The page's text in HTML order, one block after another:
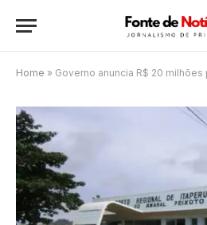
Home » Governo anuncia R$ 20 milhões para ampliar